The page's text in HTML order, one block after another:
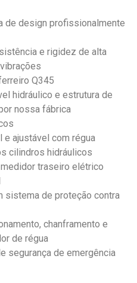
de design profissionalmente
e rigidez de alta
Q345
hidráulico e estrutura de
nossa fábrica
ajustável com régua
cilindros hidráulicos
traseiro elétrico
sistema de proteção contra
chanframento e
de régua
segurança de emergência